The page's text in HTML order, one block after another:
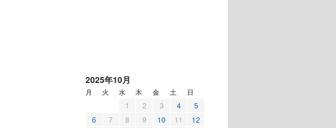
2025年10月
月 火 水 木 金 土 日
1 2 3 4
5
6
7 8 9 10 11
12